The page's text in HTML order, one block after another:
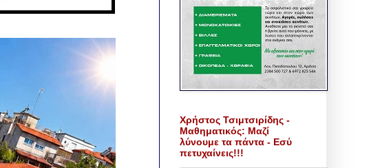
Χρήστος Τσιμτσιρίδης -
Μαθηματικός: Μαζί
λύνουμε τα πάντα - Εσύ
πετυχαίνεις!!!